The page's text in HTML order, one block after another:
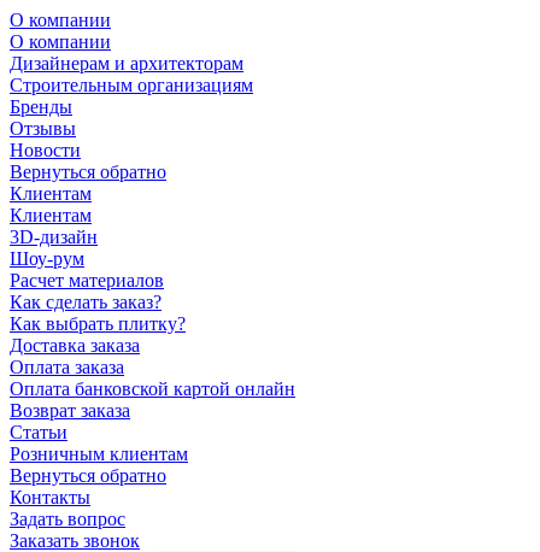
О компании
О компании
Дизайнерам и архитекторам
Строительным организациям
Бренды
Отзывы
Новости
Вернуться обратно
Клиентам
Клиентам
3D-дизайн
Шоу-рум
Расчет материалов
Как сделать заказ?
Как выбрать плитку?
Доставка заказа
Оплата заказа
Оплата банковской картой онлайн
Возврат заказа
Статьи
Розничным клиентам
Вернуться обратно
Контакты
Задать вопрос
Заказать звонок